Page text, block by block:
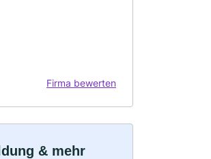
Firma bewerten
& mehr